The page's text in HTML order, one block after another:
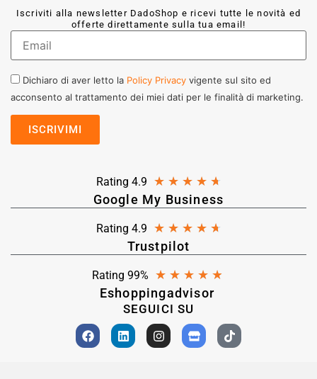
Iscriviti alla newsletter DadoShop e ricevi tutte le novità ed
offerte direttamente sulla tua email!
Dichiaro di aver letto la Policy Privacy vigente sul sito ed
acconsento al trattamento dei miei dati per le finalità di marketing.
Rating 4.9 ★ ★ ★ ★ ★
Google My Business
Rating 4.9 ★ ★ ★ ★ ★
Trustpilot
Rating 99% ★ ★ ★ ★ ★
Eshoppingadvisor
SEGUICI SU